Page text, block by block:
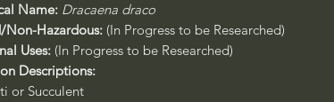
Name: Dracaena draco
Non-Hazardous: (In Progress to be Researched)
Uses: (In Progress to be Researched)
Descriptions:
or Succulent